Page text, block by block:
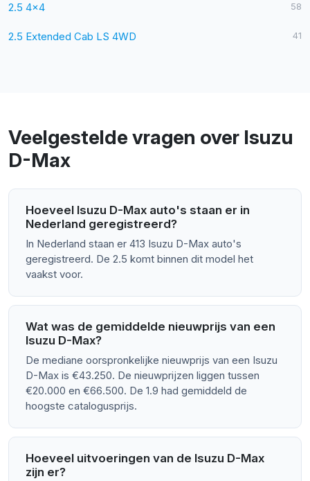
2.5 4x4 58
2.5 Extended Cab LS 4WD 41
Veelgestelde vragen over Isuzu
D-Max
Hoeveel Isuzu D-Max auto's staan er in
Nederland geregistreerd?
In Nederland staan er 413 Isuzu D-Max auto's
geregistreerd. De 2.5 komt binnen dit model het
vaakst voor.
Wat was de gemiddelde nieuwprijs van een
Isuzu D-Max?
De mediane oorspronkelijke nieuwprijs van een Isuzu
D-Max is €43.250. De nieuwprijzen liggen tussen
€20.000 en €66.500. De 1.9 had gemiddeld de
hoogste catalogusprijs.
Hoeveel uitvoeringen van de Isuzu D-Max
zijn er?